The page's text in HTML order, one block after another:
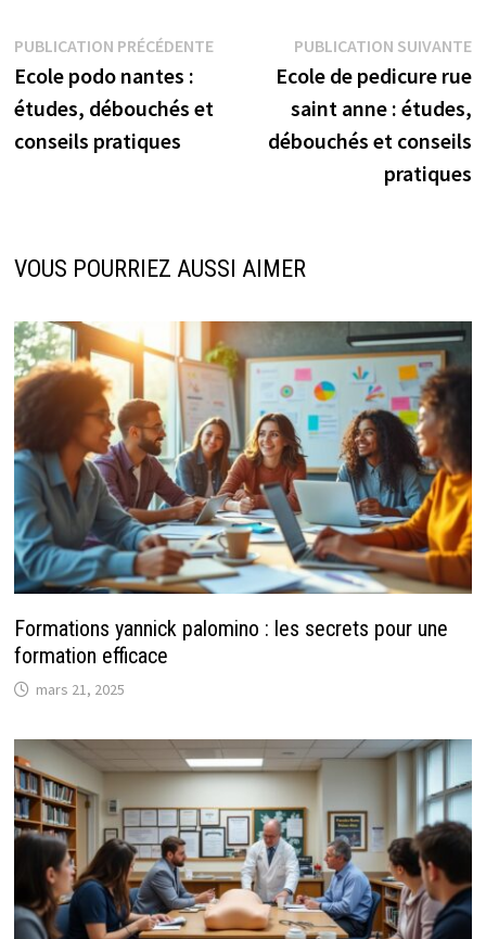
Navigation
de
l’article
PUBLICATION PRÉCÉDENTEPublication
précédente :
Ecole podo nantes :
études, débouchés et
conseils pratiques
PUBLICATION SUIVANTE
Ecole de pedicure rue
saint anne : études,
débouchés et conseils
pratiques
VOUS POURRIEZ AUSSI AIMER
Formations yannick palomino : les secrets pour une
formation efficace
mars 21, 2025